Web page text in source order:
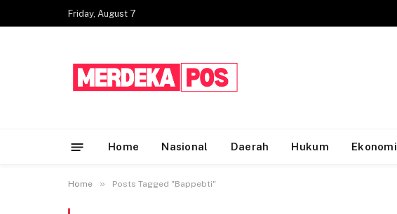
Friday, August 7
Home Nasional Daerah Hukum Ekonomi
Home » Posts Tagged "Bappebti"